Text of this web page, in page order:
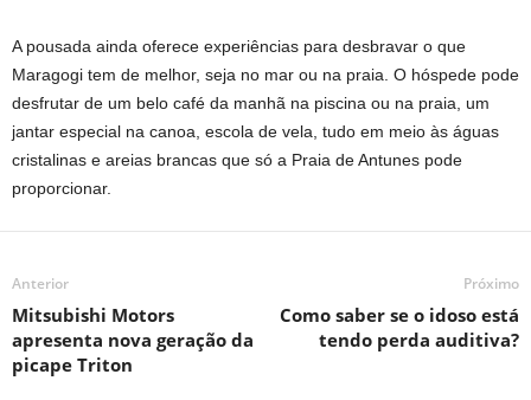
A pousada ainda oferece experiências para desbravar o que
Maragogi tem de melhor, seja no mar ou na praia. O hóspede pode
desfrutar de um belo café da manhã na piscina ou na praia, um
jantar especial na canoa, escola de vela, tudo em meio às águas
cristalinas e areias brancas que só a Praia de Antunes pode
proporcionar.
Anterior
Mitsubishi Motors
apresenta nova geração da
picape Triton
Próximo
Como saber se o idoso está
tendo perda auditiva?